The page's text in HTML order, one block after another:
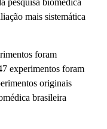
pesquisa biomédica
mais sistemática
foram
experimentos foram
originais
brasileira